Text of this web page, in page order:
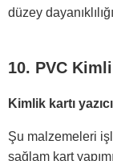
düzey
10. PVC
Kimlik kartı
Şu malzemeleri
sağlam kart